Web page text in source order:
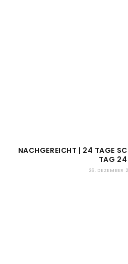
NACHGEREICHT | 24 TAGE
TAG 24
26. DEZEMBER